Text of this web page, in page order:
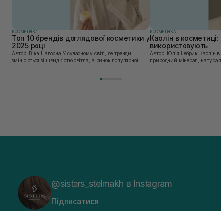
КОСМЕТИКА
Топ 10 брендів доглядової косметики у
2025 році
Автор: Віка Нагорна У сучасному світі, де тренди
змінюються зі швидкістю світла, а ринок популярної
КОСМЕТИКА
Каолін в
використовують
Автор: Юлія Цебрик Каолін в косметології – це
природний мінерал,
@sisters_stelmakh в Instagram
Підписатися